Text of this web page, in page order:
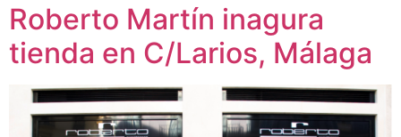
Roberto Martín inagura
tienda en C/Larios, Málaga